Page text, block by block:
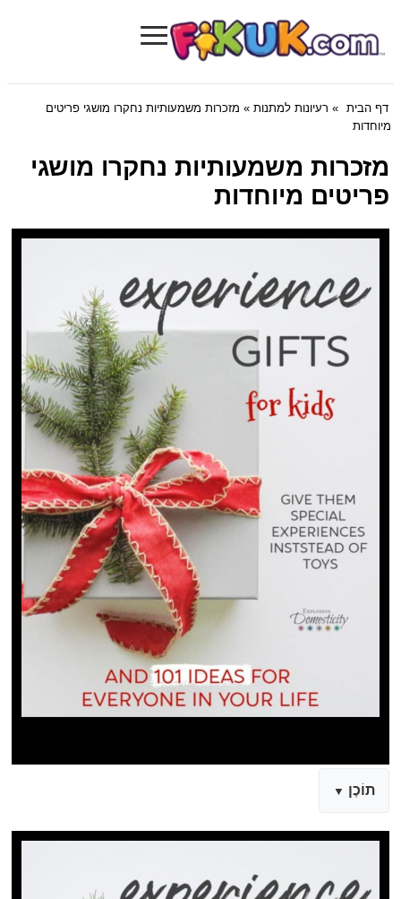
Fikuk.com
≡
דף הבית » רעיונות למתנות » מזכרות משמעותיות נחקרו מושגי פריטים
מיוחדות
מזכרות משמעותיות נחקרו מושגי
פריטים מיוחדות
תוֹכֶן